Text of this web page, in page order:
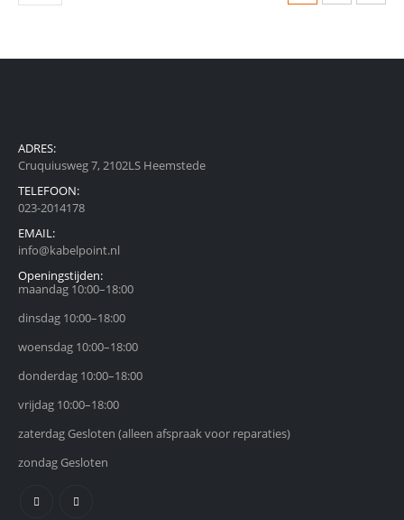
ADRES:
Cruquiusweg 7, 2102LS Heemstede
TELEFOON:
023-2014178
EMAIL:
info@kabelpoint.nl
Openingstijden:
maandag 10:00–18:00
dinsdag 10:00–18:00
woensdag 10:00–18:00
donderdag 10:00–18:00
vrijdag 10:00–18:00
zaterdag Gesloten (alleen afspraak voor reparaties)
zondag Gesloten